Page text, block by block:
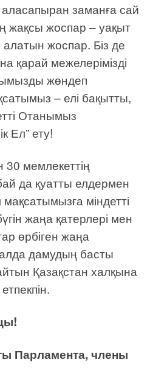
заманға сай
жақсы жоспар – уақыт
жоспар. Біз де
қарай межелерімізді
жөндеп
– елі бақытты,
Отанымыз
Ел” ету!
мемлекеттің
да қуатты елдермен
мақсатымызға міндетті
жаңа қатерлері мен
өрбіген жаңа
дамудың басты
Қазақстан халқына
Парламента, члены